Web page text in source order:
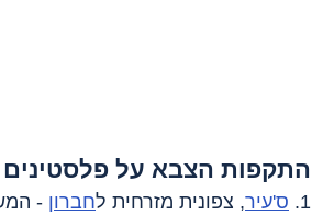
התקפות הצבא על פלסטינים
1. ס'עיר, צפונית מזרחית לחברון -